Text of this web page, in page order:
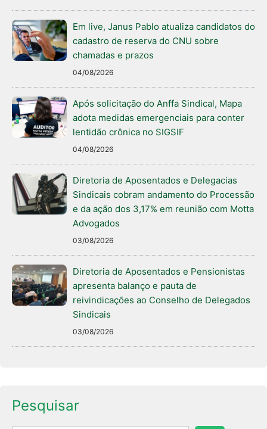
Em live, Janus Pablo atualiza candidatos do
cadastro de reserva do CNU sobre
chamadas e prazos
04/08/2026
Após solicitação do Anffa Sindical, Mapa
adota medidas emergenciais para conter
lentidão crônica no SIGSIF
04/08/2026
Diretoria de Aposentados e Delegacias
Sindicais cobram andamento do Processão
e da ação dos 3,17% em reunião com Motta
Advogados
03/08/2026
Diretoria de Aposentados e Pensionistas
apresenta balanço e pauta de
reivindicações ao Conselho de Delegados
Sindicais
03/08/2026
Pesquisar